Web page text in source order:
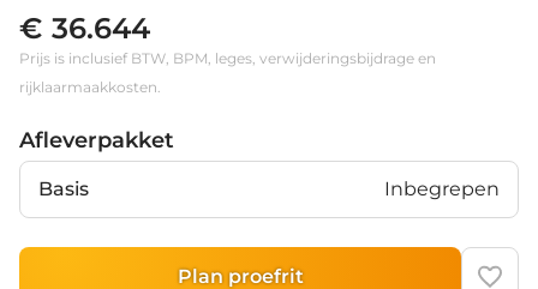
€ 36.644
Prijs is inclusief BTW, BPM, leges, verwijderingsbijdrage en
rijklaarmaakkosten.
Afleverpakket
Basis Inbegrepen
Plan proefrit